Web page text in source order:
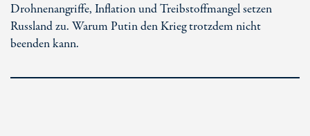
Drohnenangriffe, Inflation und Treibstoffmangel setzen
Russland zu. Warum Putin den Krieg trotzdem nicht
beenden kann.